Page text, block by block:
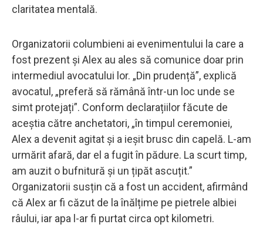
claritatea mentală.
Organizatorii columbieni ai evenimentului la care a
fost prezent și Alex au ales să comunice doar prin
intermediul avocatului lor. „Din prudență”, explică
avocatul, „preferă să rămână într-un loc unde se
simt protejați”. Conform declarațiilor făcute de
aceștia către anchetatori, „în timpul ceremoniei,
Alex a devenit agitat și a ieșit brusc din capelă. L-am
urmărit afară, dar el a fugit în pădure. La scurt timp,
am auzit o bufnitură și un țipăt ascuțit.”
Organizatorii susțin că a fost un accident, afirmând
că Alex ar fi căzut de la înălțime pe pietrele albiei
râului, iar apa l-ar fi purtat circa opt kilometri.